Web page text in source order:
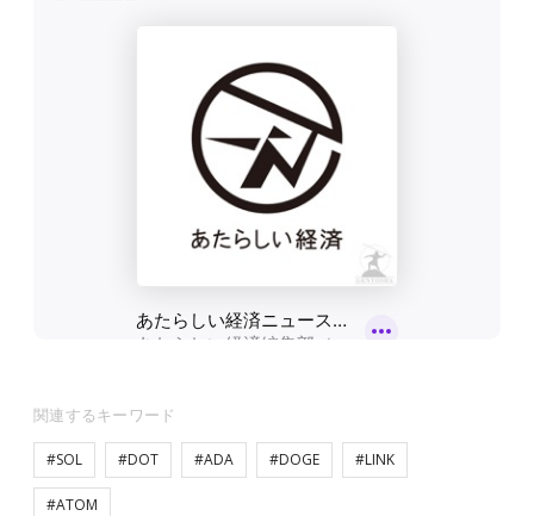
関連するキーワード
#SOL #DOT #ADA #DOGE #LINK
#ATOM